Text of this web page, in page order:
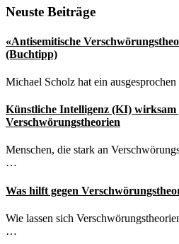
in
USA
Seitenspalte
Neuste Beiträge
«Antisemitische
(Buchtipp)
Michael Scholz hat ein
Künstliche Intelligenz (KI) wirksam
Verschwörungstheorien
Menschen, die stark an
…
Was hilft gegen
Wie lassen sich
…